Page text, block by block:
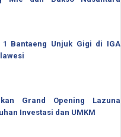
Bantaeng Unjuk Gigi di IGA
Grand Opening Lazuna
Investasi dan UMKM